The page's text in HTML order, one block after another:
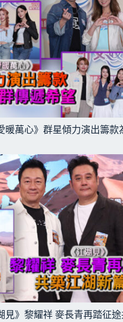
暖萬心》群星傾力演出籌
見》黎耀祥 麥長青再踏征